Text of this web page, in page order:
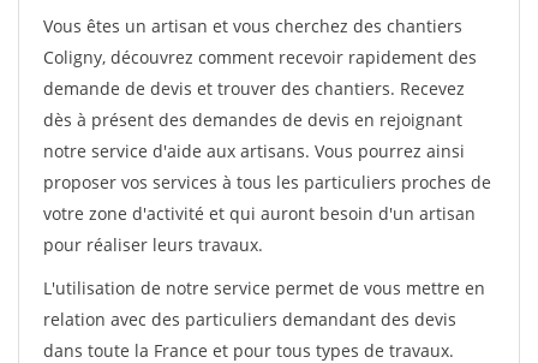
Vous êtes un artisan et vous cherchez des chantiers
Coligny, découvrez comment recevoir rapidement des
demande de devis et trouver des chantiers. Recevez
dès à présent des demandes de devis en rejoignant
notre service d'aide aux artisans. Vous pourrez ainsi
proposer vos services à tous les particuliers proches de
votre zone d'activité et qui auront besoin d'un artisan
pour réaliser leurs travaux.
L'utilisation de notre service permet de vous mettre en
relation avec des particuliers demandant des devis
dans toute la France et pour tous types de travaux.